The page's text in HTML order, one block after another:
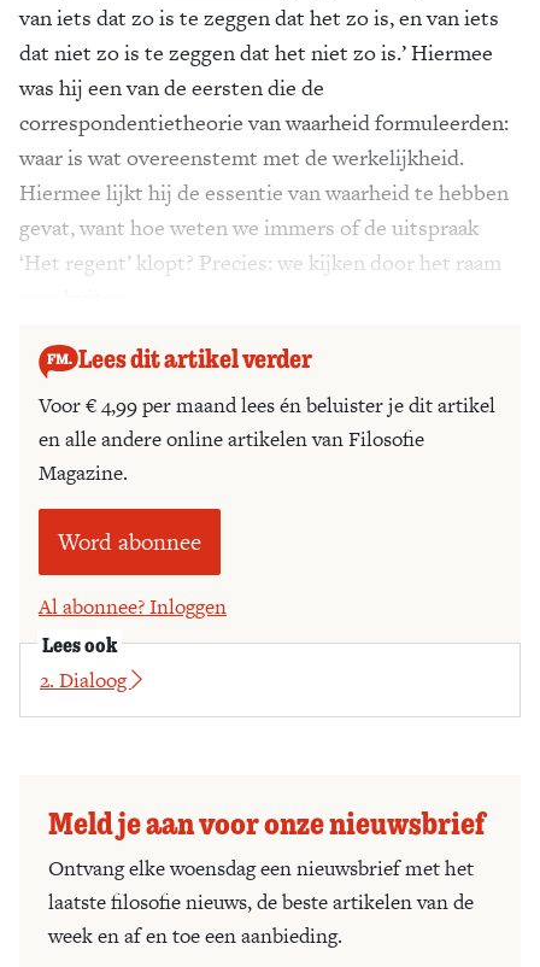
van iets dat zo is te zeggen dat het zo is, en van iets
dat niet zo is te zeggen dat het niet zo is.’ Hiermee
was hij een van de eersten die de
correspondentietheorie van waarheid formuleerden:
waar is wat overeenstemt met de werkelijkheid.
Hiermee lijkt hij de essentie van waarheid te hebben
gevat, want hoe weten we immers of de uitspraak
‘Het regent’ klopt? Precies: we kijken door het raam
Lees dit artikel verder
Voor € 4,99 per maand lees én beluister je dit artikel
en alle andere online artikelen van Filosofie
Magazine.
Word abonnee
Al abonnee? Inloggen
Lees ook
2. Dialoog
Meld je aan voor onze nieuwsbrief
Ontvang elke woensdag een nieuwsbrief met het
laatste filosofie nieuws, de beste artikelen van de
week en af en toe een aanbieding.